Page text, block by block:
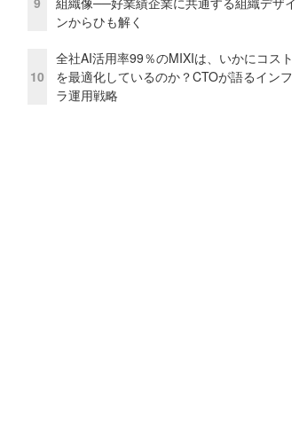
ンからひも解く
10
全社AI活用率99％のMIXIは、いかにコスト
を最適化しているのか？CTOが語るインフ
ラ運用戦略